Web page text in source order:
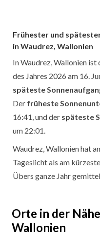
Frühester und
in Waudrez, Wallonien
In Waudrez, Wallonien ist
des Jahres 2026 am 16.
späteste
Der früheste
16:41, und der späteste
um 22:01.
Waudrez, Wallonien hat
Tageslicht als am
Übers ganze Jahr
Orte in der
Wallonien